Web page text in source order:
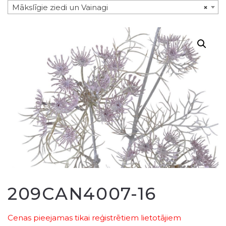
×
Mākslīgie ziedi un Vainagi
209CAN4007-16
Cenas pieejamas tikai reģistrētiem lietotājiem